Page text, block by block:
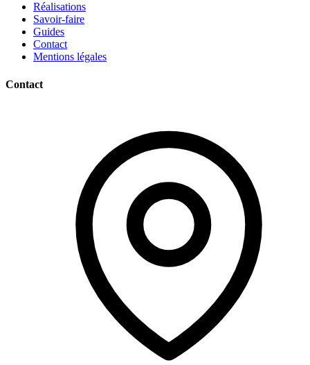
Réalisations
Savoir-faire
Guides
Contact
Mentions légales
Contact